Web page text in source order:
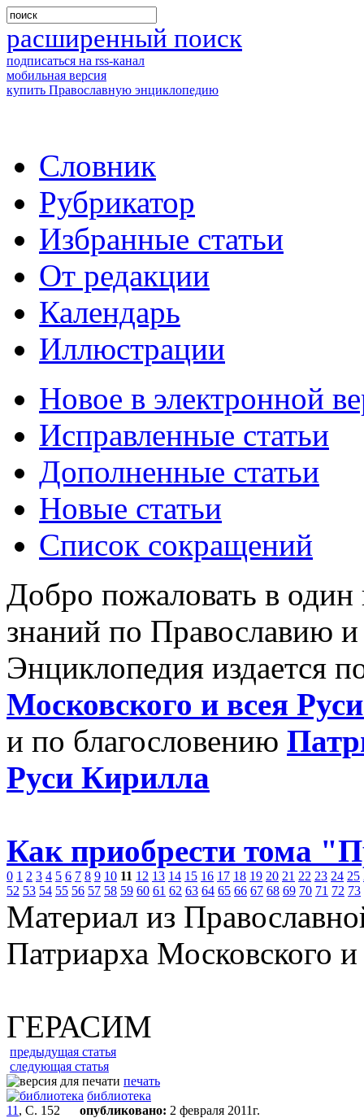
расширенный поиск
подписаться на rss-канал
мобильная версия
купить Православную энциклопедию
Словник
Рубрикатор
Избранные статьи
От редакции
Календарь
Иллюстрации
Новое в электронной
Исправленные статьи
Дополненные статьи
Новые статьи
Список сокращений
Добро пожаловать в
знаний по Православию
Энциклопедия издается
Московского и всея
и по благословению
Руси Кирилла
Как приобрести тома
0 1 2 3 4 5 6 7 8 9 10 11 12 13 14 15 16 17 18 19 20 21 22 23 24 25
52 53 54 55 56 57 58 59 60 61 62 63 64 65 66 67 68 69 70 71 72 73
Материал из
Патриарха Московского
ГЕРАСИМ
предыдущая статья
следующая статья
печать
библиотека
11 , С. 152 опубликовано: 2 февраля 2011г.